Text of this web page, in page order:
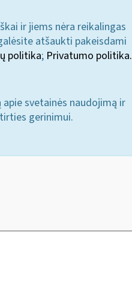
ir jiems nėra reikalingas
atšaukti pakeisdami
politika; Privatumo politika.
svetainės naudojimą ir
gerinimui.